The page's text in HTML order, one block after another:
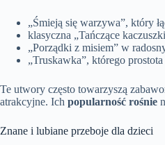
„Śmieją się warzywa”, który
klasyczna „Tańczące
„Porządki z misiem” w
„Truskawka”, którego
Te utwory często towarzyszą
atrakcyjne. Ich popularność rośnie
Znane i lubiane przeboje dla dzieci